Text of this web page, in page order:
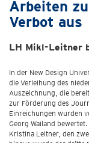
Arbeiten
Verbot aus
LH Mikl-Leitner
In der New Design
die Verleihung des
Auszeichnung, die
zur Förderung des
Einreichungen wurden
Georg Wailand
Kristina Leitner, den